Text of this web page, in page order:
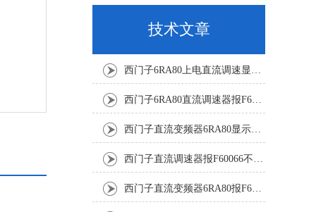
技术文章
西门子6RA80上电直流调速显示F60068修复解决
西门子6RA80直流调速器报F60161修复方法有
西门子直流变频器6RA80显示报F60097代码修复
西门子直流调速器报F60066不能复位修复解决
西门子直流变频器6RA80报F60005修复排除